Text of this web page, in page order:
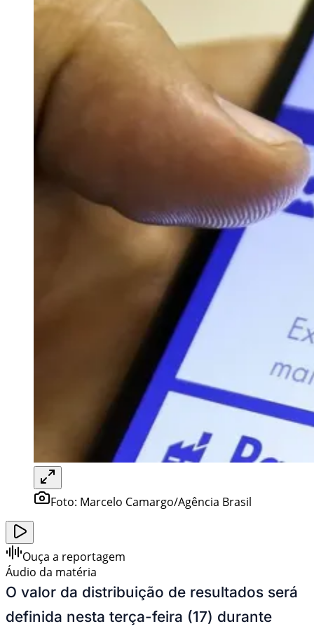
Foto: Marcelo Camargo/Agência Brasil
Ouça a reportagem
Áudio da matéria
O valor da distribuição de resultados será
definida nesta terça-feira (17) durante